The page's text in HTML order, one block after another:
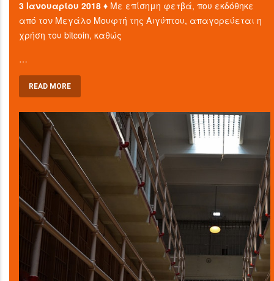
3 Ιανουαρίου 2018 ♦ Με επίσημη φετβά, που εκδόθηκε
από τον Μεγάλο Μουφτή της Αιγύπτου, απαγορεύεται η
χρήση του bitcoin, καθώς
…
READ MORE